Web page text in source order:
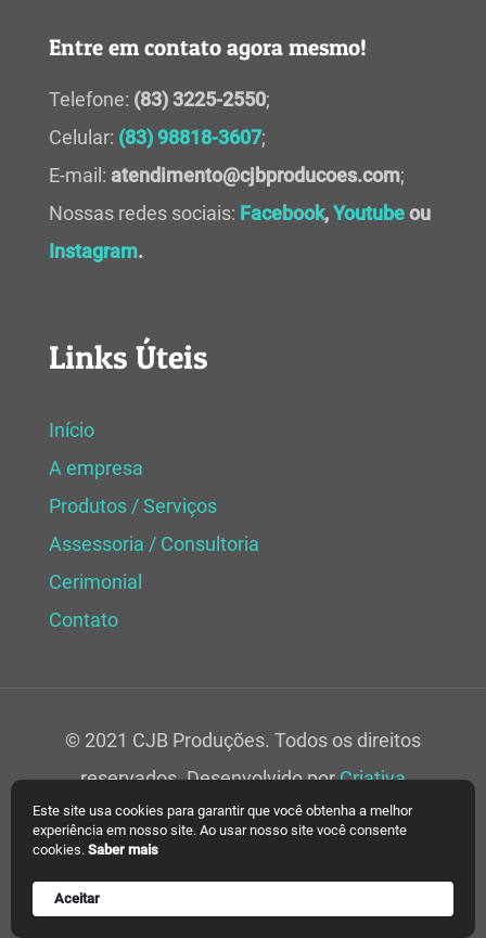
Este site usa cookies para garantir que você obtenha a melhor
experiência em nosso site. Ao usar nosso site você consente
cookies. Saber mais
Aceitar
Entre em contato agora mesmo!
Telefone: (83) 3225-2550;
Celular: (83) 98818-3607;
E-mail: atendimento@cjbproducoes.com;
Nossas redes sociais: Facebook,Youtubeou
Instagram.
Links Úteis
Início
A empresa
Produtos / Serviços
Assessoria / Consultoria
Cerimonial
Contato
© 2021 CJB Produções. Todos os direitos
reservados. Desenvolvido porCriativa
Soluções Web.